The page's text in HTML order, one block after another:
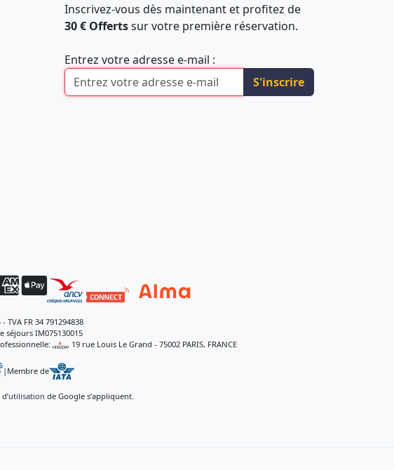
Inscrivez-vous dès maintenant et profitez de
30 € Offertssur votre première réservation.
Entrez votre adresse e-mail :
S'inscrire
TVA FR 34 791294838
séjours IM075130015
, 19 rue Louis Le Grand - 75002 PARIS, FRANCE
| Membre de
de Google s’appliquent.